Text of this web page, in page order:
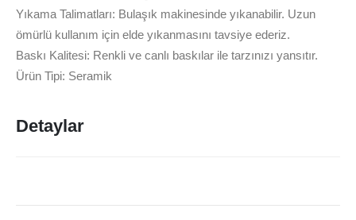
Yıkama Talimatları: Bulaşık makinesinde yıkanabilir. Uzun
ömürlü kullanım için elde yıkanmasını tavsiye ederiz.
Baskı Kalitesi: Renkli ve canlı baskılar ile tarzınızı yansıtır.
Ürün Tipi: Seramik
Detaylar